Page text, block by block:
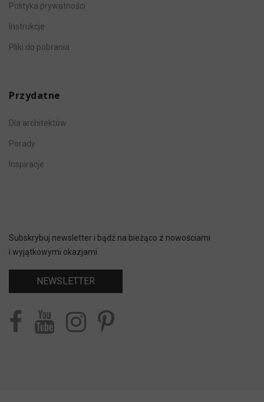
Polityka prywatności
Instrukcje
Pliki do pobrania
Przydatne
Dla architektów
Porady
Inspiracje
Subskrybuj newsletter i bądź na bieżąco z nowościami
i wyjątkowymi okazjami
NEWSLETTER